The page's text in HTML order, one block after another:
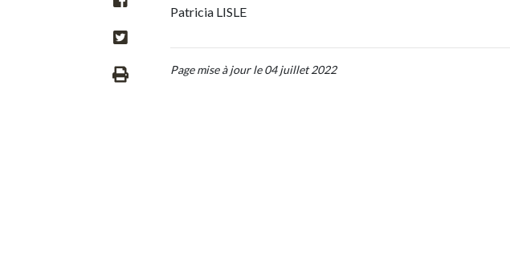
Patricia LISLE
Page mise à jour le 04 juillet 2022